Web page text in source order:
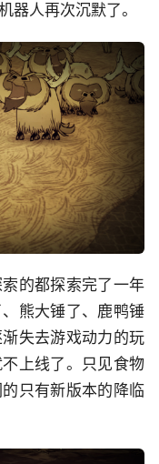
器人再次沉默了。
的都探索完了一年
熊大锤了、鹿鸭锤
失去游戏动力的玩
上线了。只见食物
只有新版本的降临